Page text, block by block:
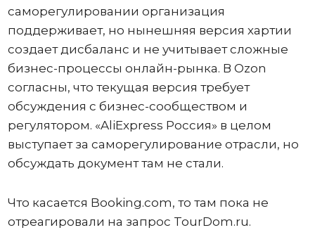
саморегулировании организация
поддерживает, но нынешняя версия хартии
создает дисбаланс и не учитывает сложные
бизнес-процессы онлайн-рынка. В Ozon
согласны, что текущая версия требует
обсуждения с бизнес-сообществом и
регулятором. «AliExpress Россия» в целом
выступает за саморегулирование отрасли, но
обсуждать документ там не стали.
Что касается Booking.com, то там пока не
отреагировали на запрос TourDom.ru.